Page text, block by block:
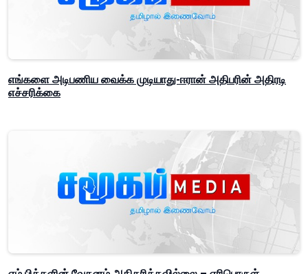
எங்களை அடிபணிய வைக்க முடியாது-ஈரான் அதிபரின் அதிரடி
எச்சரிக்கை